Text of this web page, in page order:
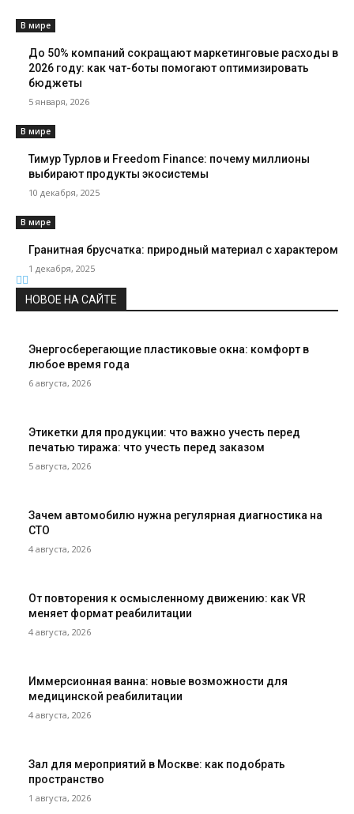
В мире
До 50% компаний сокращают маркетинговые расходы в
2026 году: как чат-боты помогают оптимизировать
бюджеты
5 января, 2026
В мире
Тимур Турлов и Freedom Finance: почему миллионы
выбирают продукты экосистемы
10 декабря, 2025
В мире
Гранитная брусчатка: природный материал с характером
1 декабря, 2025
НОВОЕ НА САЙТЕ
Энергосберегающие пластиковые окна: комфорт в
любое время года
6 августа, 2026
Этикетки для продукции: что важно учесть перед
печатью тиража: что учесть перед заказом
5 августа, 2026
Зачем автомобилю нужна регулярная диагностика на
СТО
4 августа, 2026
От повторения к осмысленному движению: как VR
меняет формат реабилитации
4 августа, 2026
Иммерсионная ванна: новые возможности для
медицинской реабилитации
4 августа, 2026
Зал для мероприятий в Москве: как подобрать
пространство
1 августа, 2026